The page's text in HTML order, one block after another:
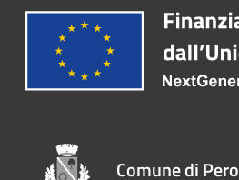
Comune di Pero